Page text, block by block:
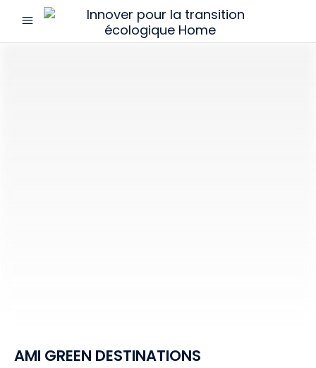
menu
Innover
AMI GREEN DESTINATIONS